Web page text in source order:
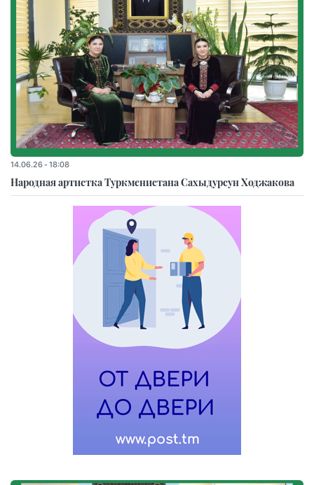
14.06.26 - 18:08
Народная артистка Туркменистана Сахыдурсун Ходжакова